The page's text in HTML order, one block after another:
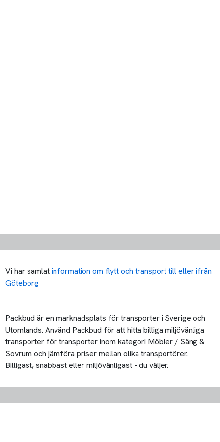
Vi har samlatinformation om flytt och transport till eller ifrån
Göteborg
Packbud är en marknadsplats för transporter i Sverige och
Utomlands. Använd Packbud för att hitta billiga miljövänliga
transporter för transporter inom kategori Möbler / Säng &
Sovrum och jämföra priser mellan olika transportörer.
Billigast, snabbast eller miljövänligast - du väljer.